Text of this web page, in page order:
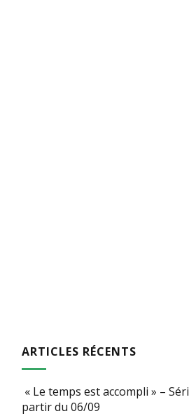
ARTICLES RÉCENTS
« Le temps est accompli » –
partir du 06/09